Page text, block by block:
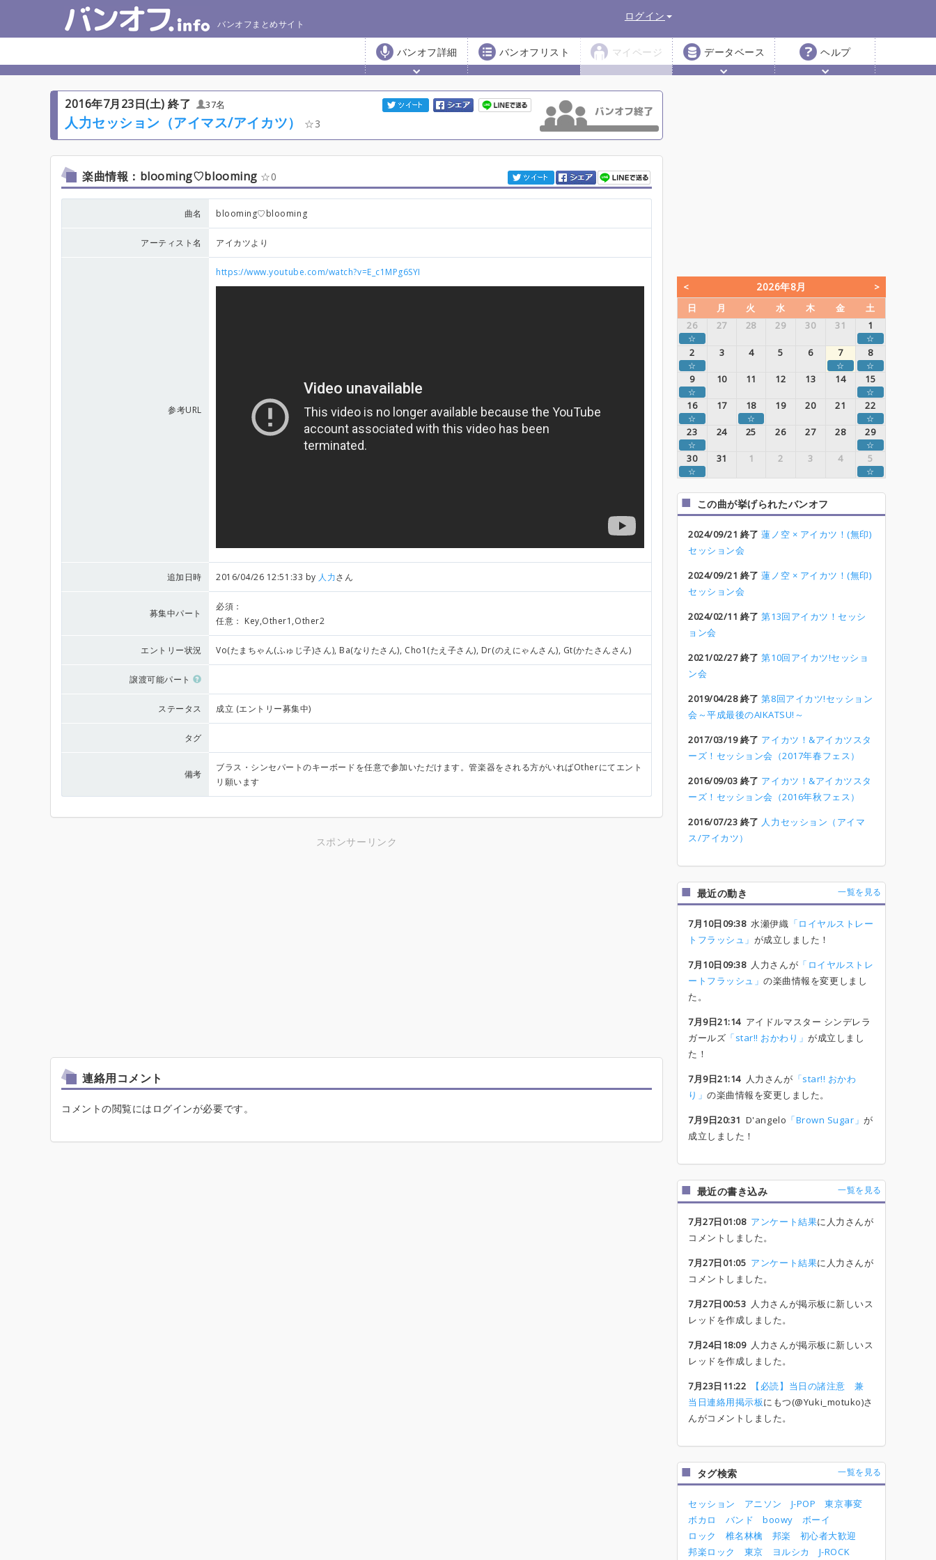
バンオフまとめサイト
ログイン
バンオフ詳細 バンオフリスト マイページ データベース ヘルプ
2016年7月23日(土) 終了 37名
人力セッション（アイマス/アイカツ） 3
楽曲情報：blooming♡blooming 0
曲名 blooming♡blooming
アーティスト名 アイカツより
参考URL
https://www.youtube.com/watch?v=E_c1MPg6SYI
追加日時 2016/04/26 12:51:33 by 人力さん
募集中パート
必須：
任意： Key,Other1,Other2
エントリー状況 Vo(たまちゃん(ふゅじ子)さん), Ba(なりたさん), Cho1(たえ子さん), Dr(のえにゃんさん), Gt(かたさんさん)
譲渡可能パート
ステータス 成立 (エントリー募集中)
タグ
備考
ブラス・シンセパートのキーボードを任意で参加いただけます。管楽器をされる方がいればOtherにてエント
リ願います
スポンサーリンク
連絡用コメント
コメントの閲覧にはログインが必要です。
2026年8月
日 月 火 水 木 金
土
26
27 28 29 30 31 1
☆ ☆
2 3 4 5 6 7 8
☆ ☆ ☆
9 10 11 12 13 14 15
☆ ☆
16 17 18 19 20 21 22
☆ ☆ ☆
23 24 25 26 27 28 29
☆ ☆
30 31 1 2 3 4 5
☆ ☆
この曲が挙げられたバンオフ
2024/09/21 終了 蓮ノ空 × アイカツ！(無印)
セッション会
2024/09/21 終了 蓮ノ空 × アイカツ！(無印)
セッション会
2024/02/11 終了 第13回アイカツ！セッシ
ョン会
2021/02/27 終了 第10回アイカツ!セッショ
ン会
2019/04/28 終了 第8回アイカツ!セッション
会～平成最後のAIKATSU!～
2017/03/19 終了 アイカツ！&アイカツスタ
ーズ！セッション会（2017年春フェス）
2016/09/03 終了 アイカツ！&アイカツスタ
ーズ！セッション会（2016年秋フェス）
2016/07/23 終了 人力セッション（アイマ
ス/アイカツ）
最近の動き 一覧を見る
7月10日09:38水瀬伊織 「ロイヤルストレー
トフラッシュ」 が成立しました！
7月10日09:38人力さんが 「ロイヤルストレ
ートフラッシュ」の楽曲情報を変更しまし
た。
7月9日21:14アイドルマスター シンデレラ
ガールズ 「star!! おかわり」が成立しまし
た！
7月9日21:14人力さんが 「star!! おかわ
り」の楽曲情報を変更しました。
7月9日20:31 D'angelo 「Brown Sugar」が
成立しました！
最近の書き込み 一覧を見る
7月27日01:08 アンケート結果に人力さんが
コメントしました。
7月27日01:05 アンケート結果に人力さんが
コメントしました。
7月27日00:53 人力さんが掲示板に新しいス
レッドを作成しました。
7月24日18:09人力さんが掲示板に新しいス
レッドを作成しました。
7月23日11:22
【必読】当日の諸注意 兼
当日連絡用掲示板にもつ(@Yuki_motuko)さ
んがコメントしました。
タグ検索 一覧を見る
セッション アニソン J-POP
東京事変
ボカロ
バンド boowy
ボーイ
ロック
椎名林檎 邦楽
初心者大歓迎
邦楽ロック
東京 ヨルシカ J-ROCK